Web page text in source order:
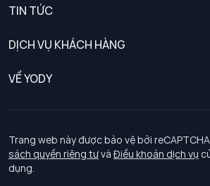
TIN TỨC
DỊCH VỤ KHÁCH HÀNG
Chính sách khách hàng thân thiết
Chính sách bảo vệ dữ liệu cá nhân
Chính sách thanh toán, giao nhận
VỀ YODY
Tuyển dụng
Trang web này được bảo vệ bởi
sách quyền riêng tưvà Điều khoản dịch vụ
dụng.